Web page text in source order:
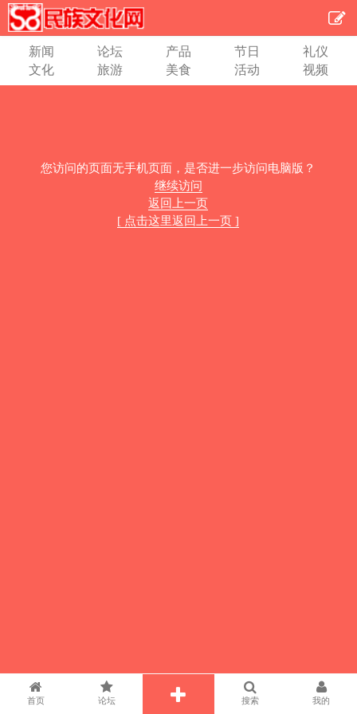
新闻 论坛 产品 节日
礼仪
文化
旅游 美食 活动 视频
您访问的页面无手机页面，是否进一步访问电脑版？
继续访问
返回上一页
[ 点击这里返回上一页 ]
首页 论坛 搜索 我的